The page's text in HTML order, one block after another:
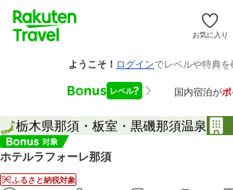
お気に入り
栃木県那須・板室・黒磯那須温泉
ホテルラフォーレ那須
ふるさと納税対象